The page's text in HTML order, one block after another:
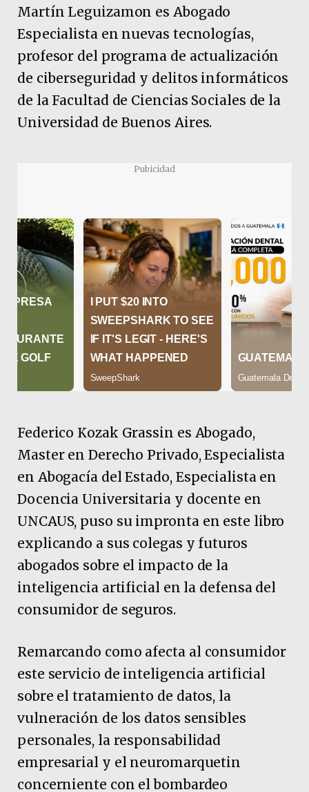
Martín Leguizamon es Abogado
Especialista en nuevas tecnologías,
profesor del programa de actualización
de ciberseguridad y delitos informáticos
de la Facultad de Ciencias Sociales de la
Universidad de Buenos Aires.
Pubicidad
Federico Kozak Grassin es Abogado,
Master en Derecho Privado, Especialista
en Abogacía del Estado, Especialista en
Docencia Universitaria y docente en
UNCAUS, puso su impronta en este libro
explicando a sus colegas y futuros
abogados sobre el impacto de la
inteligencia artificial en la defensa del
consumidor de seguros.
Remarcando como afecta al consumidor
este servicio de inteligencia artificial
sobre el tratamiento de datos, la
vulneración de los datos sensibles
personales, la responsabilidad
empresarial y el neuromarquetin
concerniente con el bombardeo